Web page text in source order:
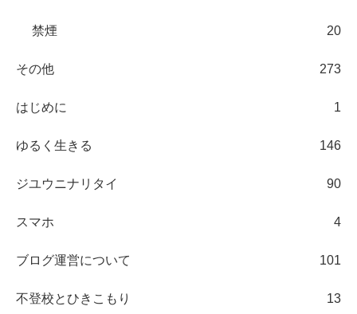
禁煙 20
その他 273
はじめに 1
ゆるく生きる 146
ジユウニナリタイ 90
スマホ 4
ブログ運営について 101
不登校とひきこもり 13